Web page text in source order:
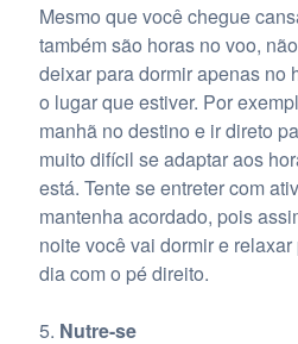
Mesmo que você chegue
também são horas no voo,
deixar para dormir apenas no
o lugar que estiver. Por
manhã no destino e ir direto
muito difícil se adaptar aos
está. Tente se entreter com
mantenha acordado, pois
noite você vai dormir e
dia com o pé direito.
Nutre-se